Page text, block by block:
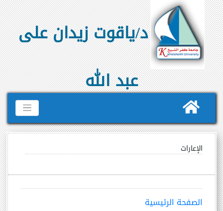
د/ياقوت زيدان على
عبد الله
الصفحة الرئيسية
الإعارات